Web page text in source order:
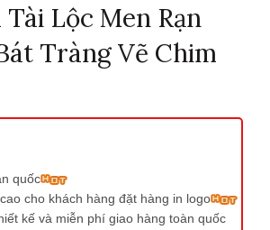
Lộc Men Rạn
Tràng Vẽ Chim
quốc
cho khách hàng đặt hàng in logo
kế và miễn phí giao hàng toàn quốc